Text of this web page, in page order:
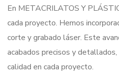
En METACRILATOS Y
cada proyecto. Hemos
corte y grabado láser. Este
acabados precisos y
calidad en cada proyecto.